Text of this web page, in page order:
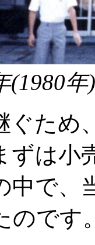
(1980
ぐため
ずは小
中で、
のです。